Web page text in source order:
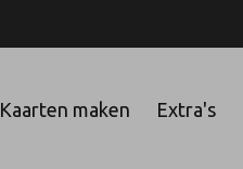
Kaarten maken Extra's